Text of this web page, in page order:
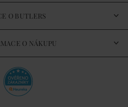
O BUTLERS
O NÁKUPU